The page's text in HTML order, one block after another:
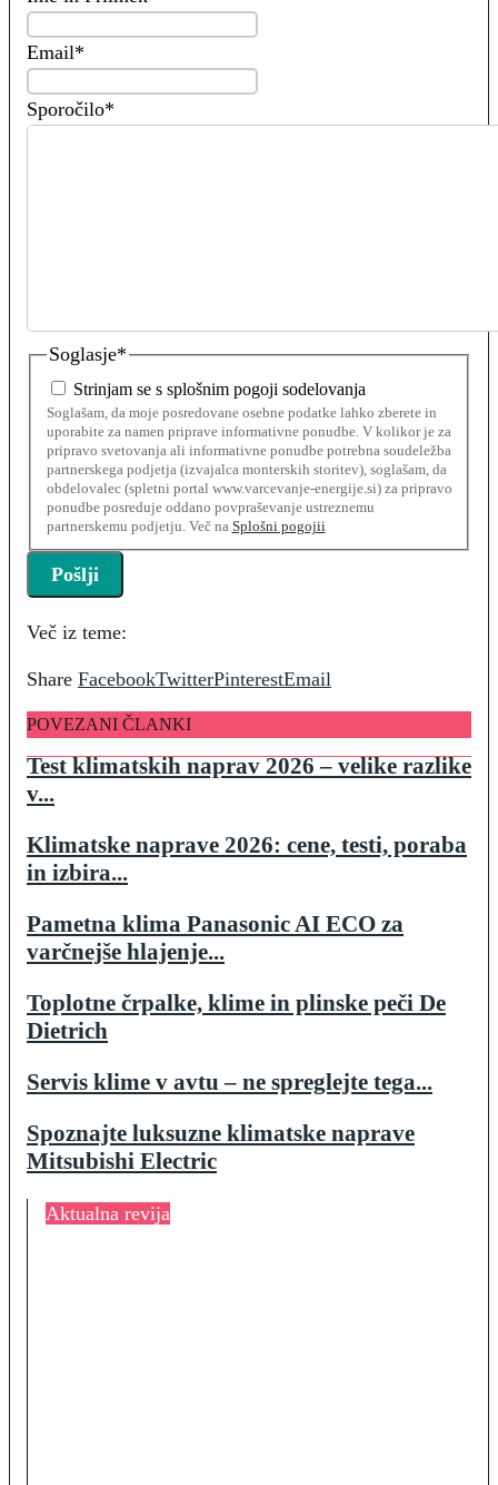
Email*
Sporočilo*
Soglasje*
Strinjam se s splošnim pogoji sodelovanja
Soglašam, da moje posredovane osebne podatke lahko zberete in
uporabite za namen priprave informativne ponudbe. V kolikor je za
pripravo svetovanja ali informativne ponudbe potrebna soudeležba
partnerskega podjetja (izvajalca monterskih storitev), soglašam, da
obdelovalec (spletni portal www.varcevanje-energije.si) za pripravo
ponudbe posreduje oddano povpraševanje ustreznemu
partnerskemu podjetju. Več na Splošni pogojii
Več iz teme:
Share FacebookTwitterPinterestEmail
POVEZANI ČLANKI
Test klimatskih naprav 2026 – velike razlike
v...
Klimatske naprave 2026: cene, testi, poraba
in izbira...
Pametna klima Panasonic AI ECO za
varčnejše hlajenje...
Toplotne črpalke, klime in plinske peči De
Dietrich
Servis klime v avtu – ne spreglejte tega...
Spoznajte luksuzne klimatske naprave
Mitsubishi Electric
Aktualna revija